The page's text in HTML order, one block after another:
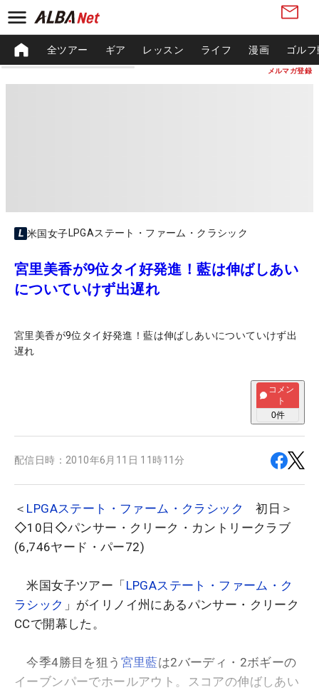
メルマガ登録
全ツアー ギア レッスン ライフ 漫画 ゴル
米国女子LPGAステート・ファーム・クラシック
宮里美香が9位タイ好発進！藍は伸ばしあい
についていけず出遅れ
宮里美香が9位タイ好発進！藍は伸ばしあいについていけず出
遅れ
コメン
ト
0件
配信日時： 2010年6月11日 11時11分
＜ LPGAステート・ファーム・クラシック
初日＞
◇10日◇パンサー・クリーク・カントリークラブ
(6,746ヤード・パー72)
米国女子ツアー「 LPGAステート・ファーム・ク
ラシック 」がイリノイ州にあるパンサー・クリーク
CCで開幕した。
今季4勝目を狙う 宮里藍は2バーディ・2ボギーの
イーブンパーでホールアウト。スコアの伸ばしあい